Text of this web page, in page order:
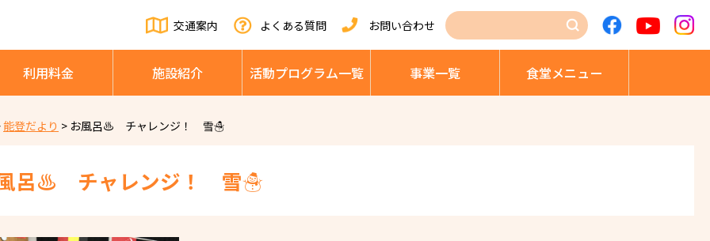
交通案内 よくある質問 お問い合わせ
利⽤料⾦ 施設紹介 活動プログラム⼀覧 事業⼀覧 ⾷堂メニュー
能登だより > お風呂♨ チャレンジ！ 雪☃
呂♨ チャレンジ！ 雪☃